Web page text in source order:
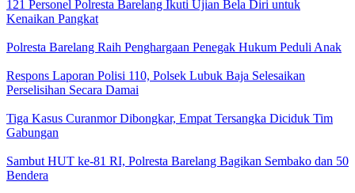
121 Personel Polresta Barelang Ikuti Ujian Bela Diri untuk
Kenaikan Pangkat
Polresta Barelang Raih Penghargaan Penegak Hukum Peduli Anak
Respons Laporan Polisi 110, Polsek Lubuk Baja Selesaikan
Perselisihan Secara Damai
Tiga Kasus Curanmor Dibongkar, Empat Tersangka Diciduk Tim
Gabungan
Sambut HUT ke-81 RI, Polresta Barelang Bagikan Sembako dan 50
Bendera